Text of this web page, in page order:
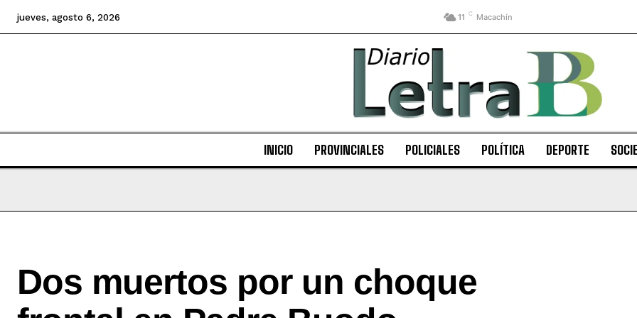
jueves, agosto 6, 2026 11 C Macachín
INICIO PROVINCIALES POLICIALES POLÍTICA DEPORTE
Dos muertos por un choque